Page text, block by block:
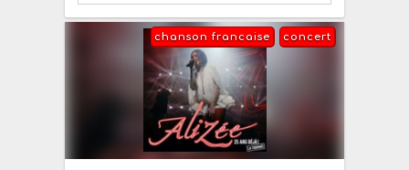
concert
chanson francaise